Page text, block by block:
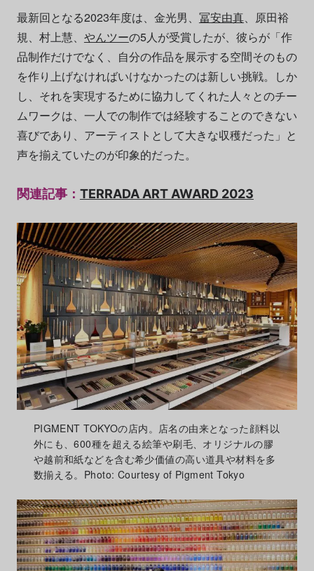
最新回となる2023年度は、金光男、 冨安由真、原田裕
規、村上慧、 やんツーの5人が受賞したが、彼らが「作
品制作だけでなく、自分の作品を展示する空間そのもの
を作り上げなければいけなかったのは新しい挑戦。しか
し、それを実現するために協力してくれた人々とのチー
ムワークは、一人での制作では経験することのできない
喜びであり、アーティストとして大きな収穫だった」と
声を揃えていたのが印象的だった。
関連記事： TERRADA ART AWARD 2023
PIGMENT TOKYOの店内。店名の由来となった顔料以
外にも、600種を超える絵筆や刷毛、オリジナルの膠
や越前和紙などを含む希少価値の高い道具や材料を多
数揃える。Photo: Courtesy of Pigment Tokyo